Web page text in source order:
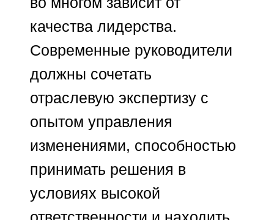
отраслевой экспертизе и
широкой сети
профессиональных
контактов мы подбираем
лидеров, которые
укрепляют конкурентные
эффективно управляют
изменениями и
рост бизнеса.